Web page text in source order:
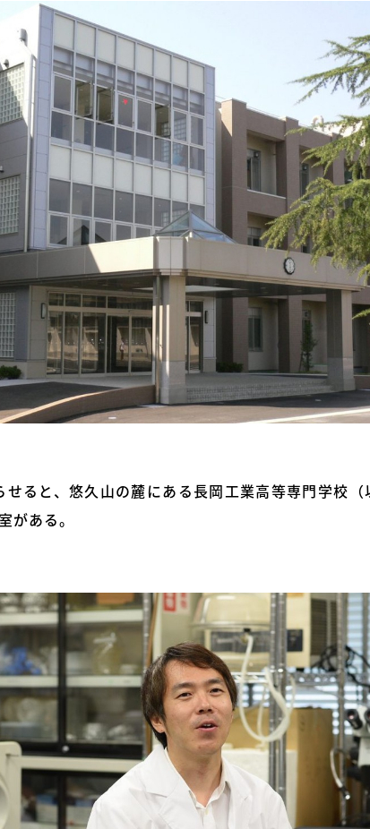
ると、悠久山の麓にある長岡工業高等専門学校
がある。